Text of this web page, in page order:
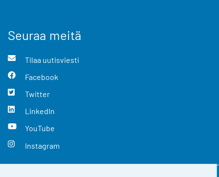
Seuraa meitä
Tilaa uutisviesti
Facebook
Twitter
LinkedIn
YouTube
Instagram